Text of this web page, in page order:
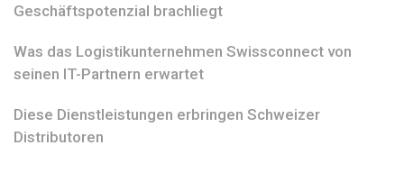
Geschäftspotenzial brachliegt
Was das Logistikunternehmen Swissconnect von
seinen IT-Partnern erwartet
Diese Dienstleistungen erbringen Schweizer
Distributoren